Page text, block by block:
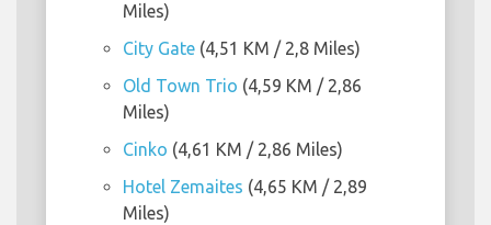
Miles)
City Gate (4,51 KM / 2,8 Miles)
Old Town Trio (4,59 KM / 2,86
Miles)
Cinko (4,61 KM / 2,86 Miles)
Hotel Zemaites (4,65 KM / 2,89
Miles)